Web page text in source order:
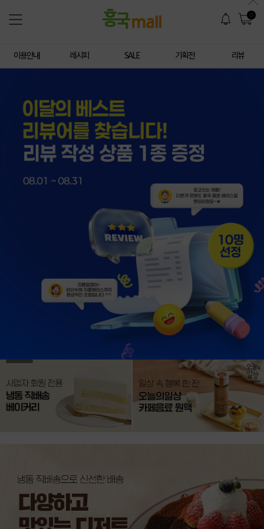
0
이용안내 레시피 SALE 기획전 리뷰